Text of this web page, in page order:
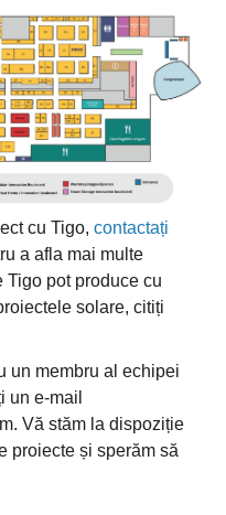
cu Tigo,contactați
a afla mai multe
pot produce cu
solare, citiți
un membru al echipei
un e-mail
. Vă stăm la dispoziție
proiecte și sperăm să